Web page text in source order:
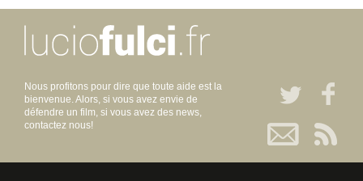
Nous profitons pour dire que toute aide est la
bienvenue. Alors, si vous avez envie de
défendre un film, si vous avez des news,
contactez nous!